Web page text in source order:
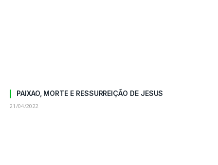
PAIXAO, MORTE E RESSURREIÇÃO DE JESUS
21/04/2022